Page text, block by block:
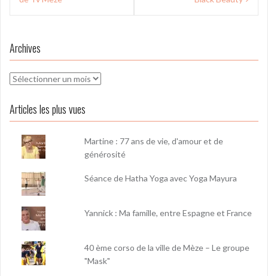
Archives
Archives
Articles les plus vues
Martine : 77 ans de vie, d'amour et de
générosité
Séance de Hatha Yoga avec Yoga Mayura
Yannick : Ma famille, entre Espagne et France
40 ème corso de la ville de Mèze – Le groupe
"Mask"